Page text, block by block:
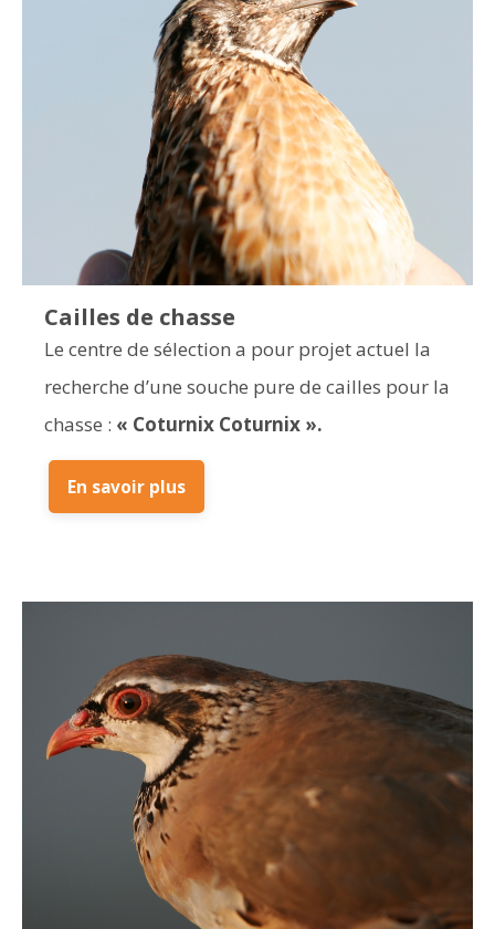
Cailles de chasse
Le centre de sélection a pour projet actuel la
recherche d’une souche pure de cailles pour la
chasse : « Coturnix Coturnix ».
En savoir plus